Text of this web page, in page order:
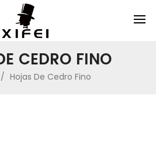
CEDRO FINO
/ Hojas De Cedro Fino